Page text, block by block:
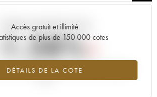
Accès gratuit et illimité
de plus de 150 000 cotes
DÉTAILS DE LA COTE
Tendance actuelle de la cote
baisse du millésime 2006 en 2026 par rapport à